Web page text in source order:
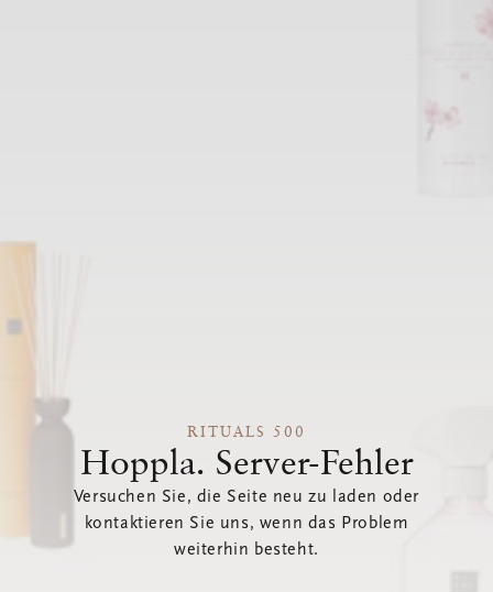
RITUALS 500
Hoppla. Server-Fehler
Versuchen Sie, die Seite neu zu laden oder
kontaktieren Sie uns, wenn das Problem
weiterhin besteht.